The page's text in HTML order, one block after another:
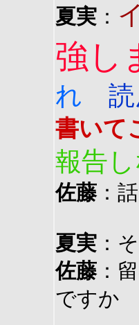
夏実 ：
強し
れ
書いて
報告
佐藤：
夏実 ：
佐藤：
ですか